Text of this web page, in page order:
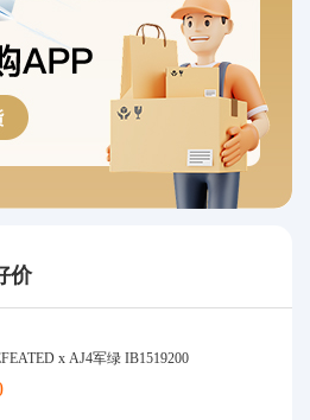
价
x AJ4军绿 IB1519200